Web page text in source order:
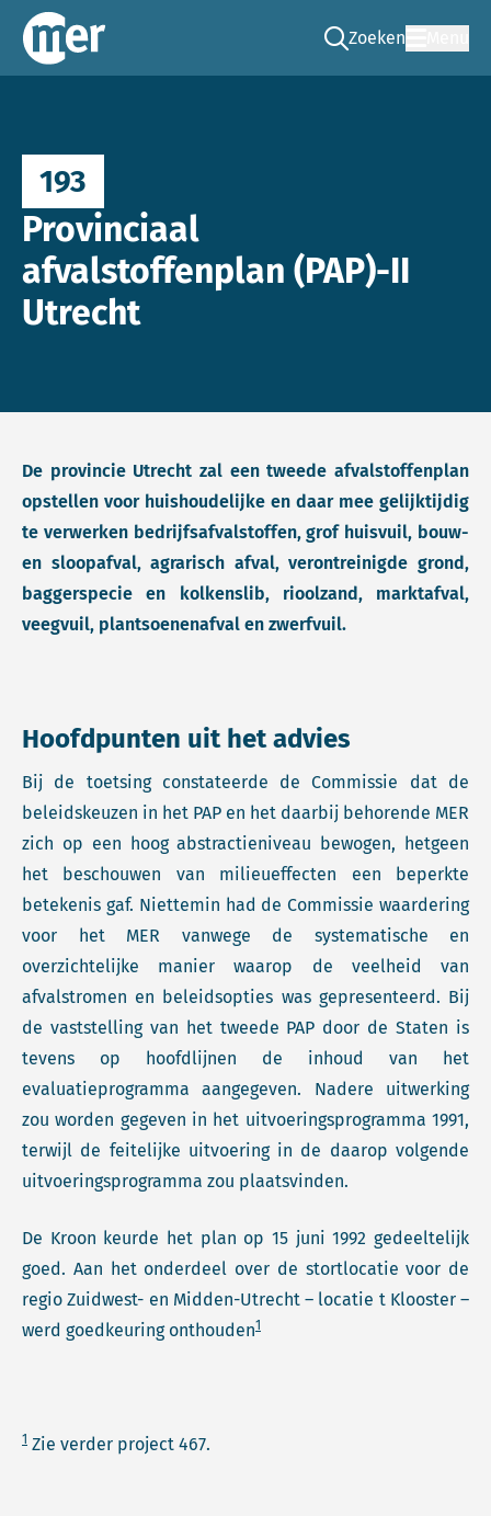
Commissie mer
Zoeken
Ga naar de zoek
193
Provinciaal
afvalstoffenplan (PAP)-II
Utrecht
De provincie Utrecht zal een tweede afvalstoffenplan
opstellen voor huishoudelijke en daar mee gelijktijdig
te verwerken bedrijfsafvalstoffen, grof huisvuil, bouw-
en sloopafval, agrarisch afval, verontreinigde grond,
baggerspecie en kolkenslib, rioolzand, marktafval,
veegvuil, plantsoenenafval en zwerfvuil.
Hoofdpunten uit het advies
Bij de toetsing constateerde de Commissie dat de
beleidskeuzen in het PAP en het daarbij behorende MER
zich op een hoog abstractieniveau bewogen, hetgeen
het beschouwen van milieueffecten een beperkte
betekenis gaf. Niettemin had de Commissie waardering
voor het MER vanwege de systematische en
overzichtelijke manier waarop de veelheid van
afvalstromen en beleidsopties was gepresenteerd. Bij
de vaststelling van het tweede PAP door de Staten is
tevens op hoofdlijnen de inhoud van het
evaluatieprogramma aangegeven. Nadere uitwerking
zou worden gegeven in het uitvoeringsprogramma 1991,
terwijl de feitelijke uitvoering in de daarop volgende
uitvoeringsprogramma zou plaatsvinden.
De Kroon keurde het plan op 15 juni 1992 gedeeltelijk
goed. Aan het onderdeel over de stortlocatie voor de
regio Zuidwest- en Midden-Utrecht – locatie t Klooster –
werd goedkeuring onthouden1
1 Zie verder project 467.